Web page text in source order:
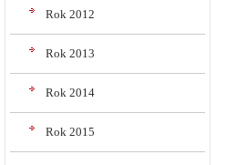
Rok 2012
Rok 2013
Rok 2014
Rok 2015